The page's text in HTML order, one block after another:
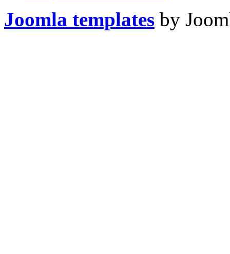
Joomla templates by